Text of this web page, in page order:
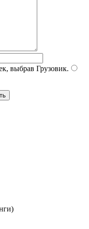
выбрав Грузовик.